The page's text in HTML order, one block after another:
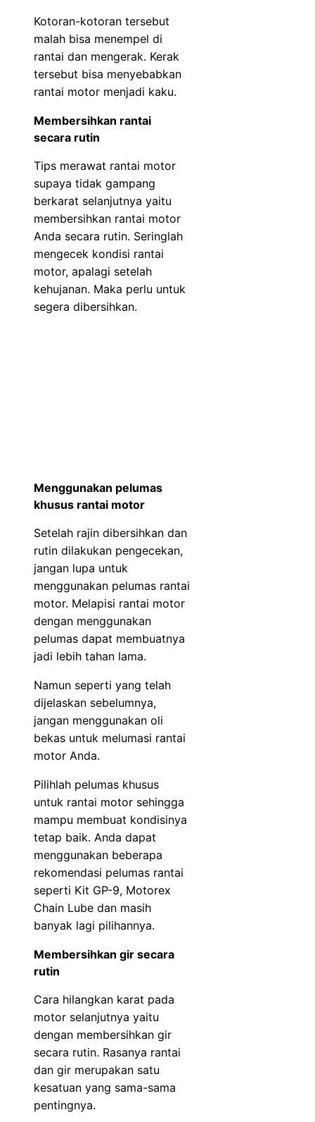
Kotoran-kotoran tersebut
malah bisa menempel di
rantai dan mengerak. Kerak
tersebut bisa menyebabkan
rantai motor menjadi kaku.
Membersihkan rantai
secara rutin
Tips merawat rantai motor
supaya tidak gampang
berkarat selanjutnya yaitu
membersihkan rantai motor
Anda secara rutin. Seringlah
mengecek kondisi rantai
motor, apalagi setelah
kehujanan. Maka perlu untuk
segera dibersihkan.
Menggunakan pelumas
khusus rantai motor
Setelah rajin dibersihkan dan
rutin dilakukan pengecekan,
jangan lupa untuk
menggunakan pelumas rantai
motor. Melapisi rantai motor
dengan menggunakan
pelumas dapat membuatnya
jadi lebih tahan lama.
Namun seperti yang telah
dijelaskan sebelumnya,
jangan menggunakan oli
bekas untuk melumasi rantai
motor Anda.
Pilihlah pelumas khusus
untuk rantai motor sehingga
mampu membuat kondisinya
tetap baik. Anda dapat
menggunakan beberapa
rekomendasi pelumas rantai
seperti Kit GP-9, Motorex
Chain Lube dan masih
banyak lagi pilihannya.
Membersihkan gir secara
rutin
Cara hilangkan karat pada
motor selanjutnya yaitu
dengan membersihkan gir
secara rutin. Rasanya rantai
dan gir merupakan satu
kesatuan yang sama-sama
pentingnya.